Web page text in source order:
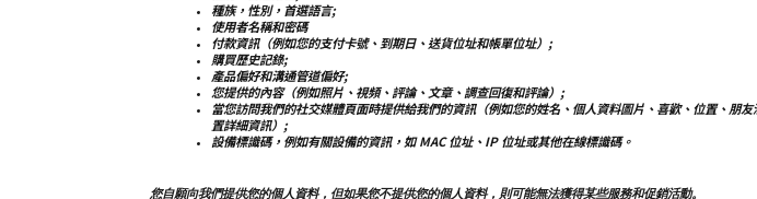
種族，性別，首選語言;
使用者名稱和密碼
付款資訊（例如您的支付卡號、到期日、送貨位址和帳單位址）;
購買歷史記錄;
產品偏好和溝通管道偏好;
您提供的內容（例如照片、視頻、評論、文章、調查回復和評論）;
當您訪問我們的社交媒體頁面時提供給我們的資訊（例如您的姓名、個人資料圖片、喜歡、位置、
置詳細資訊）;
設備標識碼，例如有關設備的資訊，如 MAC 位址、IP 位址或其他在線標識碼。
您自願向我們提供您的個人資料，但如果您不提供您的個人資料，則可能無法獲得某些服務和促銷活動。